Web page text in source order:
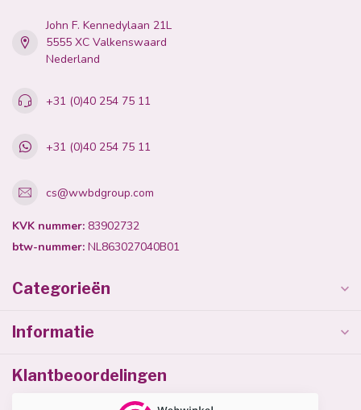
John F. Kennedylaan 21L
5555 XC Valkenswaard
Nederland
+31 (0)40 254 75 11
+31 (0)40 254 75 11
cs@wwbdgroup.com
KVK nummer: 83902732
btw-nummer: NL863027040B01
Categorieën
Informatie
Klantbeoordelingen